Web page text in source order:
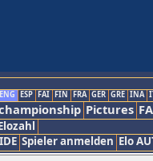
ENG ESP FAI FIN FRA GER GRE INA
Pictures
Spieler anmelden Elo